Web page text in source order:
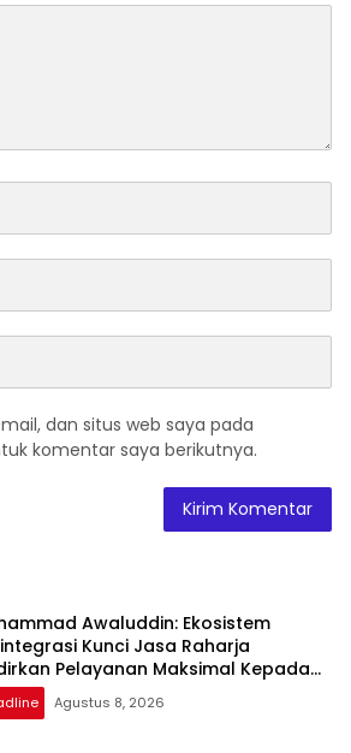
dan situs web saya pada
komentar saya berikutnya.
Awaluddin: Ekosistem
Kunci Jasa Raharja
Pelayanan Maksimal Kepada
Agustus 8, 2026